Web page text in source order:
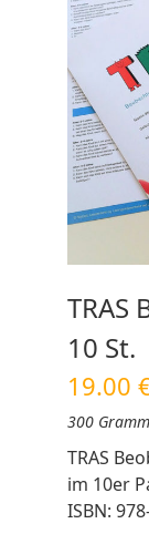
TRAS
10 St.
19.00
300
TRAS
im 10er
ISBN: